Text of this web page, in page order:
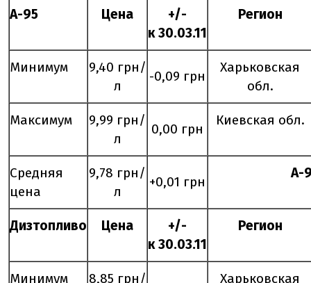
А-95 Цена
+/-
к30.03.11
Регион
Минимум
9,40 грн/
л
-0,09 грн
Харьковская
обл.
Максимум
9,99 грн/
л
0,00 грн
Киевская обл.
Средняя
цена
9,78 грн/
л
+0,01 грн
А-
Дизтопливо Цена
+/-
к30.03.11
Регион
Минимум 8,85 грн/ Харьковская